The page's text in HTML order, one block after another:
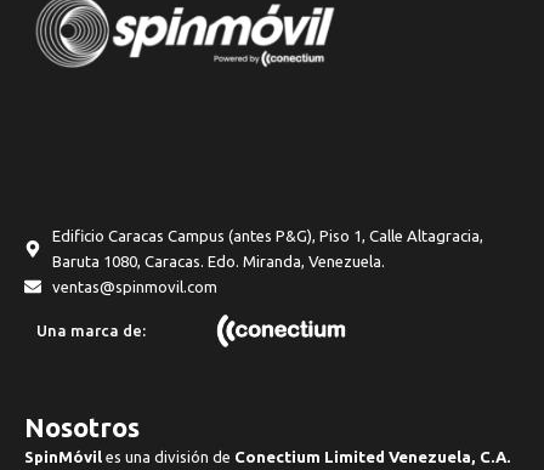
Edificio Caracas Campus (antes P&G), Piso 1, Calle Altagracia,
Baruta 1080, Caracas. Edo. Miranda, Venezuela.
ventas@spinmovil.com
Una marca de:
Nosotros
SpinMóvil es una división de Conectium Limited Venezuela, C.A.